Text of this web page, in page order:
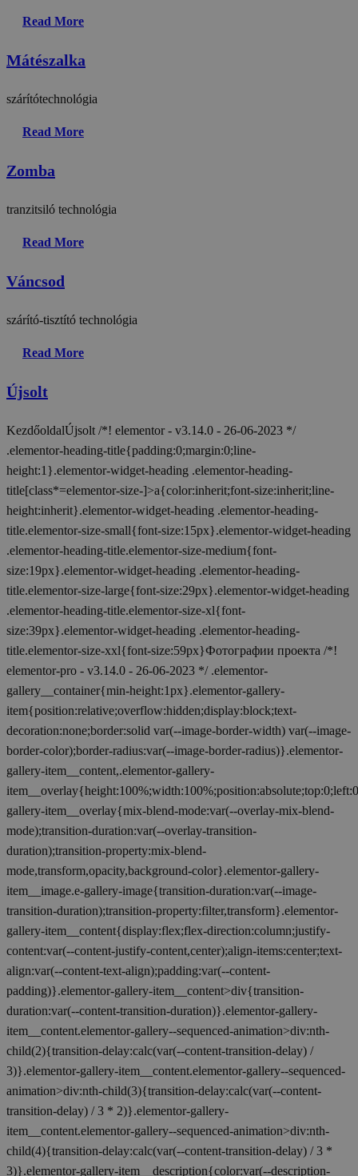
Read More
Mátészalka
szárítótechnológia
Read More
Zomba
tranzitsiló technológia
Read More
Váncsod
szárító-tisztító technológia
Read More
Újsolt
KezdőoldalÚjsolt /*! elementor - v3.14.0 - 26-06-2023 */
.elementor-heading-title{padding:0;margin:0;line-
height:1}.elementor-widget-heading .elementor-heading-
title[class*=elementor-size-]>a{color:inherit;font-size:inherit;line-
height:inherit}.elementor-widget-heading .elementor-heading-
title.elementor-size-small{font-size:15px}.elementor-widget-heading
.elementor-heading-title.elementor-size-medium{font-
size:19px}.elementor-widget-heading .elementor-heading-
title.elementor-size-large{font-size:29px}.elementor-widget-heading
.elementor-heading-title.elementor-size-xl{font-
size:39px}.elementor-widget-heading .elementor-heading-
title.elementor-size-xxl{font-size:59px}Фотографии проекта /*!
elementor-pro - v3.14.0 - 26-06-2023 */ .elementor-
gallery__container{min-height:1px}.elementor-gallery-
item{position:relative;overflow:hidden;display:block;text-
decoration:none;border:solid var(--image-border-width) var(--image-
border-color);border-radius:var(--image-border-radius)}.elementor-
gallery-item__content,.elementor-gallery-
gallery-item__overlay{mix-blend-mode:var(--overlay-mix-blend-
mode);transition-duration:var(--overlay-transition-
duration);transition-property:mix-blend-
mode,transform,opacity,background-color}.elementor-gallery-
item__image.e-gallery-image{transition-duration:var(--image-
transition-duration);transition-property:filter,transform}.elementor-
gallery-item__content{display:flex;flex-direction:column;justify-
content:var(--content-justify-content,center);align-items:center;text-
align:var(--content-text-align);padding:var(--content-
padding)}.elementor-gallery-item__content>div{transition-
duration:var(--content-transition-duration)}.elementor-gallery-
item__content.elementor-gallery--sequenced-animation>div:nth-
child(2){transition-delay:calc(var(--content-transition-delay) /
3)}.elementor-gallery-item__content.elementor-gallery--sequenced-
animation>div:nth-child(3){transition-delay:calc(var(--content-
transition-delay) / 3 * 2)}.elementor-gallery-
item__content.elementor-gallery--sequenced-animation>div:nth-
child(4){transition-delay:calc(var(--content-transition-delay) / 3 *
3)}.elementor-gallery-item__description{color:var(--description-